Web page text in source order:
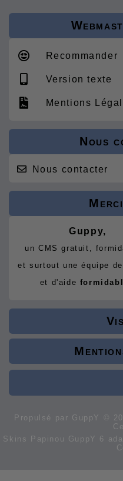
Recommander
Version texte
Mentions
Nous
Nous contacter
Guppy,
un CMS gratuit,
et surtout une équipe
et d'aide
Propulsé par GuppY ©
Skins Papinou GuppY 6